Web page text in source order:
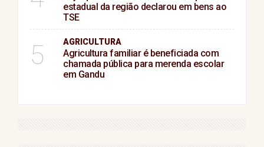
estadual da região declarou em bens ao
TSE
5 AGRICULTURA
Agricultura familiar é beneficiada com
chamada pública para merenda escolar
em Gandu